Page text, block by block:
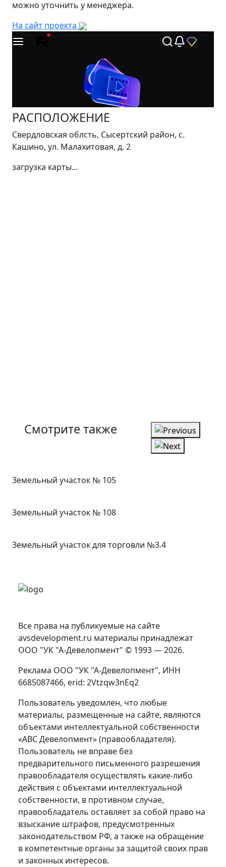
можно уточнить у менеджера.
На сайт проекта
РАСПОЛОЖЕНИЕ
Свердловская облсть, Сысертский район, с.
Кашино, ул. Малахитовая, д. 2
загрузка карты...
Смотрите также
Земельный учаcток № 105
Земельный учаcток № 108
Земельный участок для торговли №3.4
Все права на публикуемые на сайте
avsdevelopment.ru материалы принадлежат
ООО "УК "А-Девелопмент" © 1993 — 2026.
Реклама ООО "УК "А-Девелопмент", ИНН
6685087466, erid: 2Vtzqw3nEq2
Пользователь уведомлен, что любые
материалы, размещенные на сайте, являются
объектами интеллектуальной собственности
«АВС Девелопмент» (правообладателя).
Пользователь не вправе без
предварительного письменного разрешения
правообладателя осуществлять какие-либо
действия с объектами интеллектуальной
собственности, в противном случае,
правообладатель оставляет за собой право на
взыскание штрафов, предусмотренных
законодательством РФ, а также на обращение
в компетентные органы за защитой своих прав
и законных интересов.